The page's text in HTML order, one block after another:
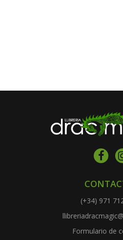
(+34) 971
Formulario de